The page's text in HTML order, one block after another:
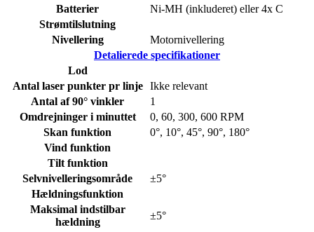
Batterier
Ni-MH (inkluderet) eller 4x C
Strømtilslutning
Nivellering
Motornivellering
Detalierede specifikationer
Lod
Antal laser punkter pr linje
Ikke relevant
Antal af 90° vinkler
1
Omdrejninger i minuttet
0, 60, 300, 600 RPM
Skan funktion
0°, 10°, 45°, 90°, 180°
Vind funktion
Tilt funktion
Selvnivelleringsområde
±5°
Hældningsfunktion
Maksimal indstilbar
hældning
±5°